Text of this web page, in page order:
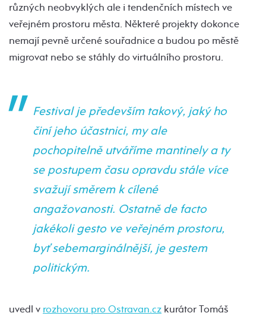
různých neobvyklých ale i tendenčních místech ve
veřejném prostoru města. Některé projekty dokonce
nemají pevně určené souřadnice a budou po městě
migrovat nebo se stáhly do virtuálního prostoru.
Festival je především takový, jaký ho
činí jeho účastnici, my ale
pochopitelně utváříme mantinely a ty
se postupem času opravdu stále více
svažují směrem k cílené
angažovanosti. Ostatně de facto
jakékoli gesto ve veřejném prostoru,
byť sebemarginálnější, je gestem
politickým.
uvedl v rozhovoru pro Ostravan.cz kurátor Tomáš